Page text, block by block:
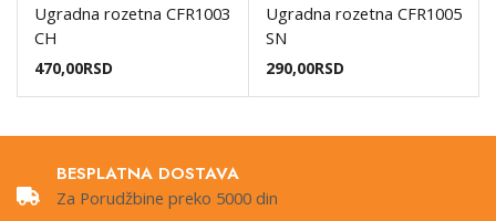
Ugradna rozetna CFR1003
CH
470,00RSD
Ugradna rozetna CFR1005
SN
290,00RSD
BESPLATNA DOSTAVA
Za Porudžbine preko 5000 din